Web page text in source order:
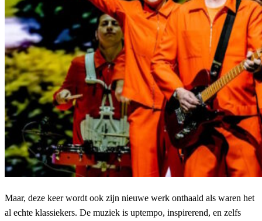
Maar, deze keer wordt ook zijn nieuwe werk onthaald als waren het
al echte klassiekers. De muziek is uptempo, inspirerend, en zelfs